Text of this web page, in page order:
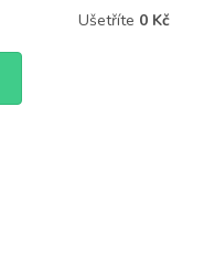
Ušetříte 0 Kč